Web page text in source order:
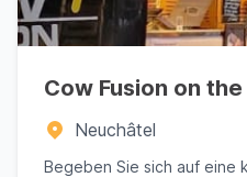
Format eine lockere
Austausch fördert.
in den Weinbergen der
klassischen Catering. Und
öffentliche Anlässe –
Cow Fusion on the
Neuchâtel
Begeben Sie sich auf eine